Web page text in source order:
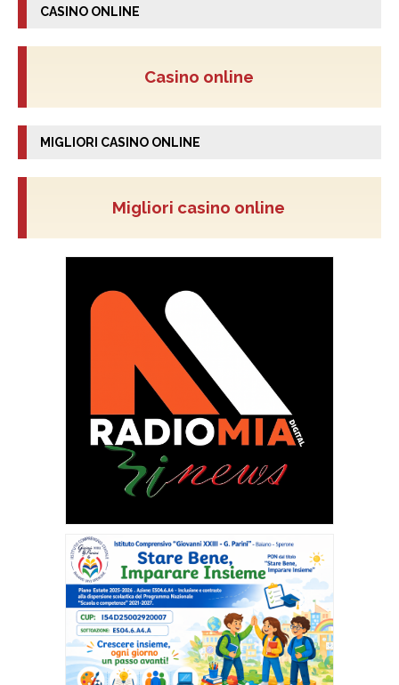
CASINO ONLINE
Casino online
MIGLIORI CASINO ONLINE
Migliori casino online